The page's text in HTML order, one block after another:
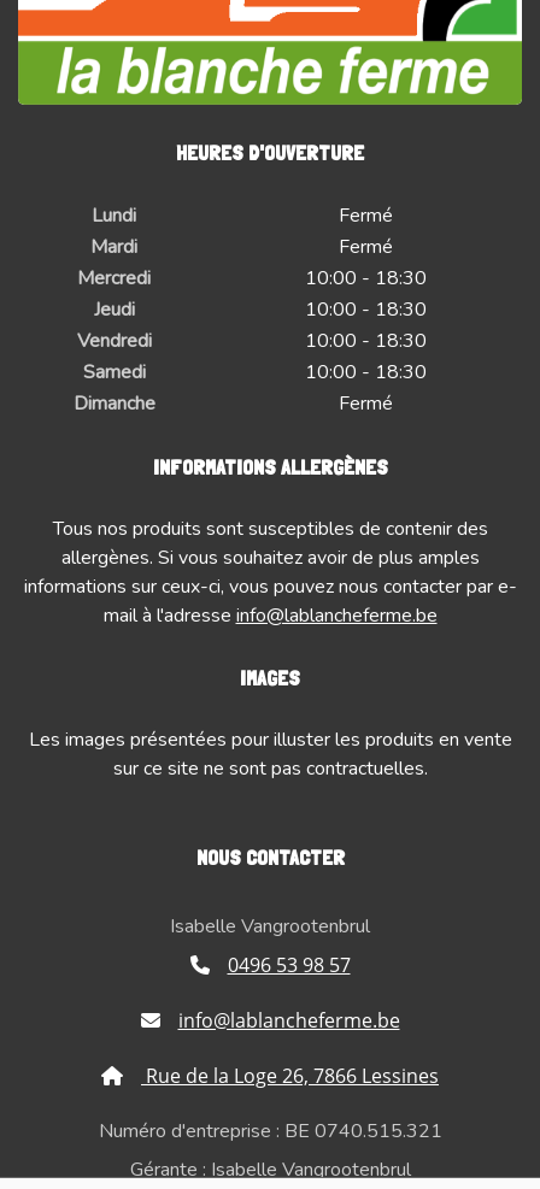
HEURES D'OUVERTURE
Lundi
Fermé
Mardi
Fermé
Mercredi
10:00 - 18:30
Jeudi
10:00 - 18:30
Vendredi
10:00 - 18:30
Samedi
10:00 - 18:30
Dimanche
Fermé
INFORMATIONS ALLERGÈNES
Tous nos produits sont susceptibles de contenir des
allergènes. Si vous souhaitez avoir de plus amples
informations sur ceux-ci, vous pouvez nous contacter par e-
mail à l'adresse info@lablancheferme.be
IMAGES
Les images présentées pour illuster les produits en vente
sur ce site ne sont pas contractuelles.
NOUS CONTACTER
Isabelle Vangrootenbrul
0496 53 98 57
info@lablancheferme.be
Rue de la Loge 26, 7866 Lessines
Numéro d'entreprise : BE 0740.515.321
Gérante : Isabelle Vangrootenbrul